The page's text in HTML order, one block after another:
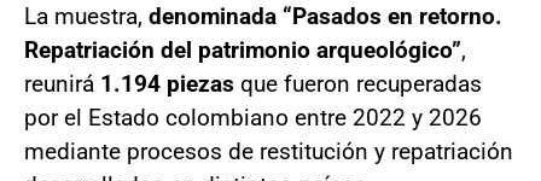
La muestra, denominada “Pasados en retorno.
Repatriación del patrimonio arqueológico”,
reunirá 1.194 piezas que fueron recuperadas
por el Estado colombiano entre 2022 y 2026
mediante procesos de restitución y repatriación